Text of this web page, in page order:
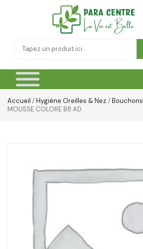
Accueil /Hygiène Oreilles & Nez /Bouchons
MOUSSE COLORE B8 AD
Thé & Tisanes
Toilette & Soin Bébé
Vêtement Amincissant
Yeux & Lévres